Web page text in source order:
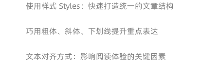
使用样式 Styles：快速打造统一的文章结构
巧用粗体、斜体、下划线提升重点表达
文本对齐方式：影响阅读体验的关键因素